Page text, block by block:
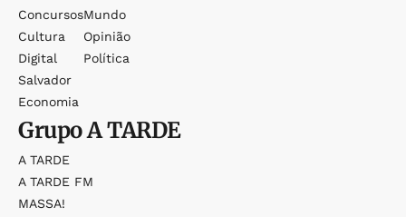
Concursos
Cultura
Digital
Salvador
Economia
Mundo
Opinião
Política
GrupoA TARDE
A TARDE
A TARDE FM
MASSA!